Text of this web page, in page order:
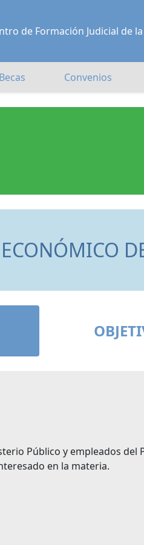
de Formación Judicial de
Becas Convenios
Público y empleados del
en la materia.